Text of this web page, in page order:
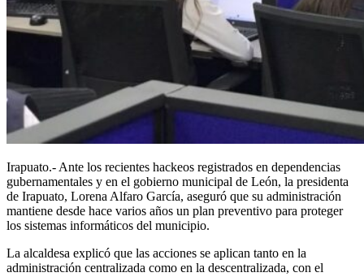
Irapuato.- Ante los recientes hackeos registrados en dependencias
gubernamentales y en el gobierno municipal de León, la presidenta
de Irapuato, Lorena Alfaro García, aseguró que su administración
mantiene desde hace varios años un plan preventivo para proteger
los sistemas informáticos del municipio.
La alcaldesa explicó que las acciones se aplican tanto en la
administración centralizada como en la descentralizada, con el